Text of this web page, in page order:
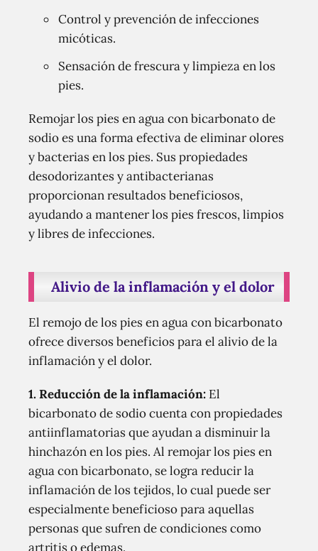
Control y prevención de infecciones
micóticas.
Sensación de frescura y limpieza en los
pies.
Remojar los pies en agua con bicarbonato de
sodio es una forma efectiva de eliminar olores
y bacterias en los pies. Sus propiedades
desodorizantes y antibacterianas
proporcionan resultados beneficiosos,
ayudando a mantener los pies frescos, limpios
y libres de infecciones.
Alivio de la inflamación y el dolor
El remojo de los pies en agua con bicarbonato
ofrece diversos beneficios para el alivio de la
inflamación y el dolor.
1.Reducción de la inflamación: El
bicarbonato de sodio cuenta con propiedades
antiinflamatorias que ayudan a disminuir la
hinchazón en los pies. Al remojar los pies en
agua con bicarbonato, se logra reducir la
inflamación de los tejidos, lo cual puede ser
especialmente beneficioso para aquellas
personas que sufren de condiciones como
artritis o edemas.